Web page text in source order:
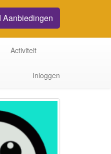
Aanbiedingen
Activiteit
Inloggen